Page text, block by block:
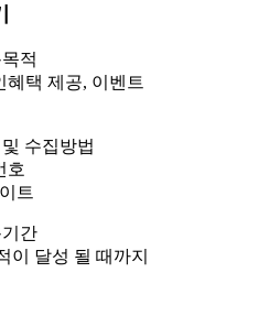
간: 법령상 정하는 경우를 제
이용 및 보관합니다. 단, 비회
년 이내 탈퇴하는 자의 경우,
를 위해 3년간 보관합니다.
됩니다.
적
혜택 제공, 이벤트
수집방법
호
트
간
이 달성 될 때까지